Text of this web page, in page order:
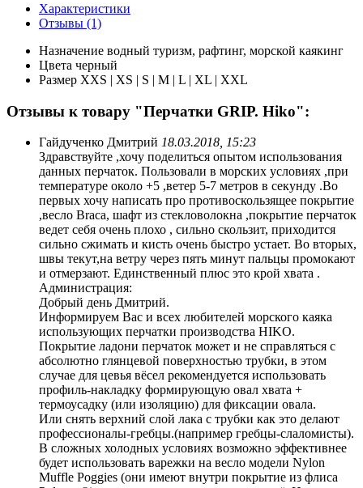
Характеристики
Отзывы (1)
Назначение водный туризм, рафтинг, морской каякинг
Цвета черный
Размер XXS | XS | S | M | L | XL | XXL
Отзывы к товару "Перчатки GRIP. Hiko":
Гайдученко Дмитрий 18.03.2018, 15:23
Здравствуйте ,хочу поделиться опытом использования
данных перчаток. Пользовали в морских условиях ,при
температуре около +5 ,ветер 5-7 метров в секунду .Во
первых хочу написать про противоскользящее покрытие
,весло Braca, шафт из стекловолокна ,покрытие перчаток
ведет себя очень плохо , сильно скользит, приходится
сильно сжимать и кисть очень быстро устает. Во вторых,
швы текут,на ветру через пять минут пальцы промокают
и отмерзают. Единственный плюс это крой хвата .
Администрация:
Добрый день Дмитрий.
Информируем Вас и всех любителей морского каяка
использующих перчатки производства HIKO.
Покрытие ладони перчаток может и не справляться с
абсолютно глянцевой поверхностью трубки, в этом
случае для цевья вёсел рекомендуется использовать
профиль-накладку формирующую овал хвата +
термоусадку (или изоляцию) для фиксации овала.
Или снять верхний слой лака с трубки как это делают
профессионалы-гребцы.(например гребцы-слаломисты).
В сложных холодных условиях возможно эффективнее
будет использовать варежки на весло модели Nylon
Muffle Poggies (они имеют внутри покрытие из флиса